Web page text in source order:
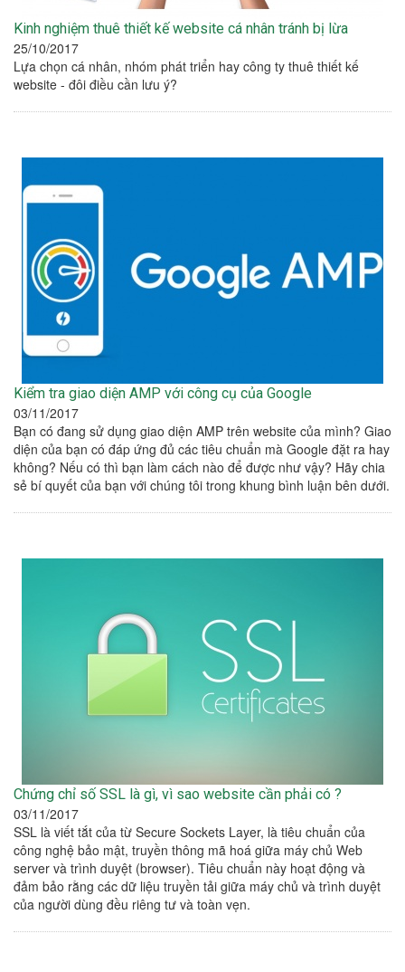
Kinh nghiệm thuê thiết kế website cá nhân tránh bị lừa
25/10/2017
Lựa chọn cá nhân, nhóm phát triển hay công ty thuê thiết kế
website - đôi điều cần lưu ý?
Kiểm tra giao diện AMP với công cụ của Google
03/11/2017
Bạn có đang sử dụng giao diện AMP trên website của mình? Giao
diện của bạn có đáp ứng đủ các tiêu chuẩn mà Google đặt ra hay
không? Nếu có thì bạn làm cách nào để được như vậy? Hãy chia
sẻ bí quyết của bạn với chúng tôi trong khung bình luận bên dưới.
Chứng chỉ số SSL là gì, vì sao website cần phải có ?
03/11/2017
SSL là viết tắt của từ Secure Sockets Layer, là tiêu chuẩn của
công nghệ bảo mật, truyền thông mã hoá giữa máy chủ Web
server và trình duyệt (browser). Tiêu chuẩn này hoạt động và
đảm bảo rằng các dữ liệu truyền tải giữa máy chủ và trình duyệt
của người dùng đều riêng tư và toàn vẹn.